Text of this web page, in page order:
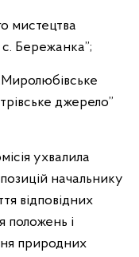
мистецтва
Бережанка”;
джерело”
ухвалила
начальнику
відповідних
положень і
природних